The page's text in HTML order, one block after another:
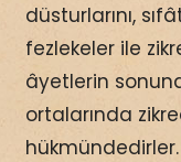
düsturlarını,
fezlekeler ile
âyetlerin
ortalarında